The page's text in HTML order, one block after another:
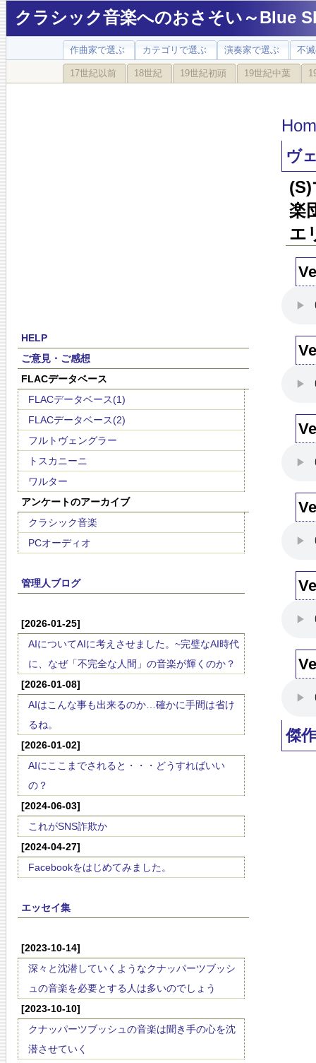
クラシック音楽へのおさそい～Blue
作曲家で選ぶ カテゴリで選ぶ 演奏家で選ぶ 不
17世紀以前 18世紀 19世紀初頭 19世紀中葉
HELP
ご意見・ご感想
FLACデータベース
FLACデータベース(1)
FLACデータベース(2)
フルトヴェングラー
トスカニーニ
ワルター
アンケートのアーカイブ
クラシック音楽
PCオーディオ
管理人ブログ
[2026-01-25]
AIについてAIに考えさせました。~完璧なAI時代
に、なぜ「不完全な人間」の音楽が輝くのか？
[2026-01-08]
AIはこんな事も出来るのか…確かに手間は省け
るね。
[2026-01-02]
AIにここまでされると・・・どうすればいい
の？
[2024-06-03]
これがSNS詐欺か
[2024-04-27]
Facebookをはじめてみました。
エッセイ集
[2023-10-14]
深々と沈潜していくようなクナッパーツブッシ
ュの音楽を必要とする人は多いのでしょう
[2023-10-10]
クナッパーツブッシュの音楽は聞き手の心を沈
潜させていく
ヴ
楽
エ
傑